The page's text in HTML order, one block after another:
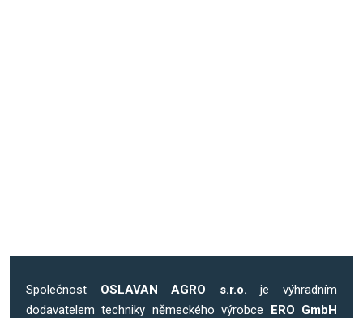
Společnost OSLAVAN AGRO s.r.o. je výhradním
dodavatelem techniky německého výrobce ERO GmbH